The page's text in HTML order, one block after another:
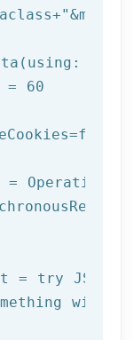
= 60
false
=
= try